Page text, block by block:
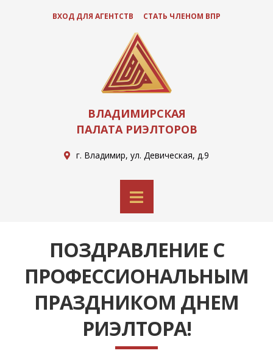
ВХОД ДЛЯ АГЕНТСТВ СТАТЬ ЧЛЕНОМ ВПР
ВЛАДИМИРСКАЯ
ПАЛАТА РИЭЛТОРОВ
г. Владимир, ул. Девическая, д.9
ПОЗДРАВЛЕНИЕ С
ПРОФЕССИОНАЛЬНЫМ
ПРАЗДНИКОМ ДНЕМ
РИЭЛТОРА!